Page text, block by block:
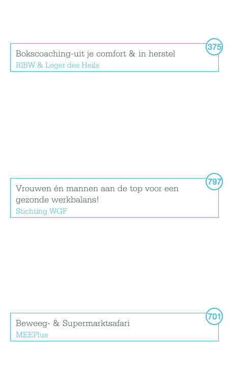
375
Bokscoaching-uit je comfort & in herstel
RIBW & Leger des Heils
797
Vrouwen én mannen aan de top voor een
gezonde werkbalans!
Stichting WGF
701
Beweeg- & Supermarktsafari
MEEPlus